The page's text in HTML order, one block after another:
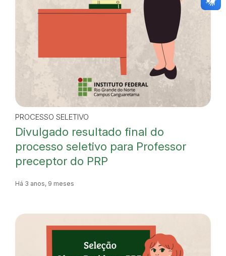
PROCESSO SELETIVO
Divulgado resultado final do
processo seletivo para Professor
preceptor do PRP
Há 3 anos, 9 meses